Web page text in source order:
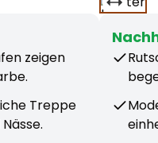
zeigen
Treppe